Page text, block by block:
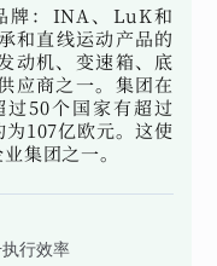
牌：INA、LuK和
和直线运动产品的
动机、变速箱、底
应商之一。集团在
50个国家有超过
107亿欧元。这使
集团之一。
行效率